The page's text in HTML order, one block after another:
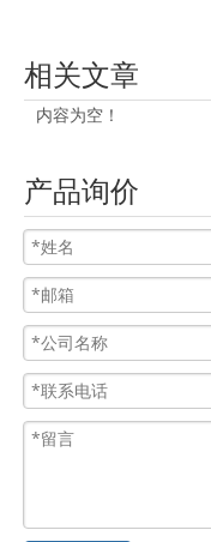
相关文章
内容为空！
产品询价